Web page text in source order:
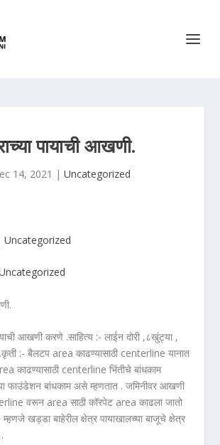
पायाची आखणी.
14, 2021 | Uncategorized
Uncategorized
आखणी करणे .साहित्य :- लाईन दोरी ,८खुंट्या ,
:- बैलटप area काढण्यासाठी centerline यानात
काढण्यासाठी centerline भिंतीचे बांधकाम
फाउंडेशन बांधकाम असे म्हणतात . जमिनीवर आखणी
वरून area साठी कॉरपेट area काढला जातो
खड्डा बाहेरील क्षेत्र पायाखालच्या बाजूचे क्षेत्र